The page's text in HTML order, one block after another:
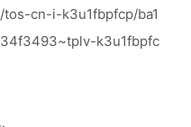
cn-i-k3u1fbpfcp/ba1
k3u1fbpfc